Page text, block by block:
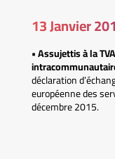
13 Janvier
• Assujettis à la
déclaration
européenne des
décembre 2015.